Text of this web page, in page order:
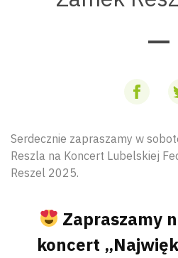
Serdecznie zapraszamy w
Reszla na Koncert Lubelskiej
Reszel 2025.
Zapraszamy
koncert